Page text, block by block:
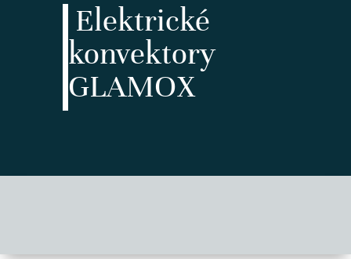
Elektrické
konvektory
GLAMOX